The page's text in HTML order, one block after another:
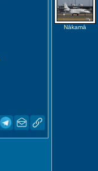
Nākamā